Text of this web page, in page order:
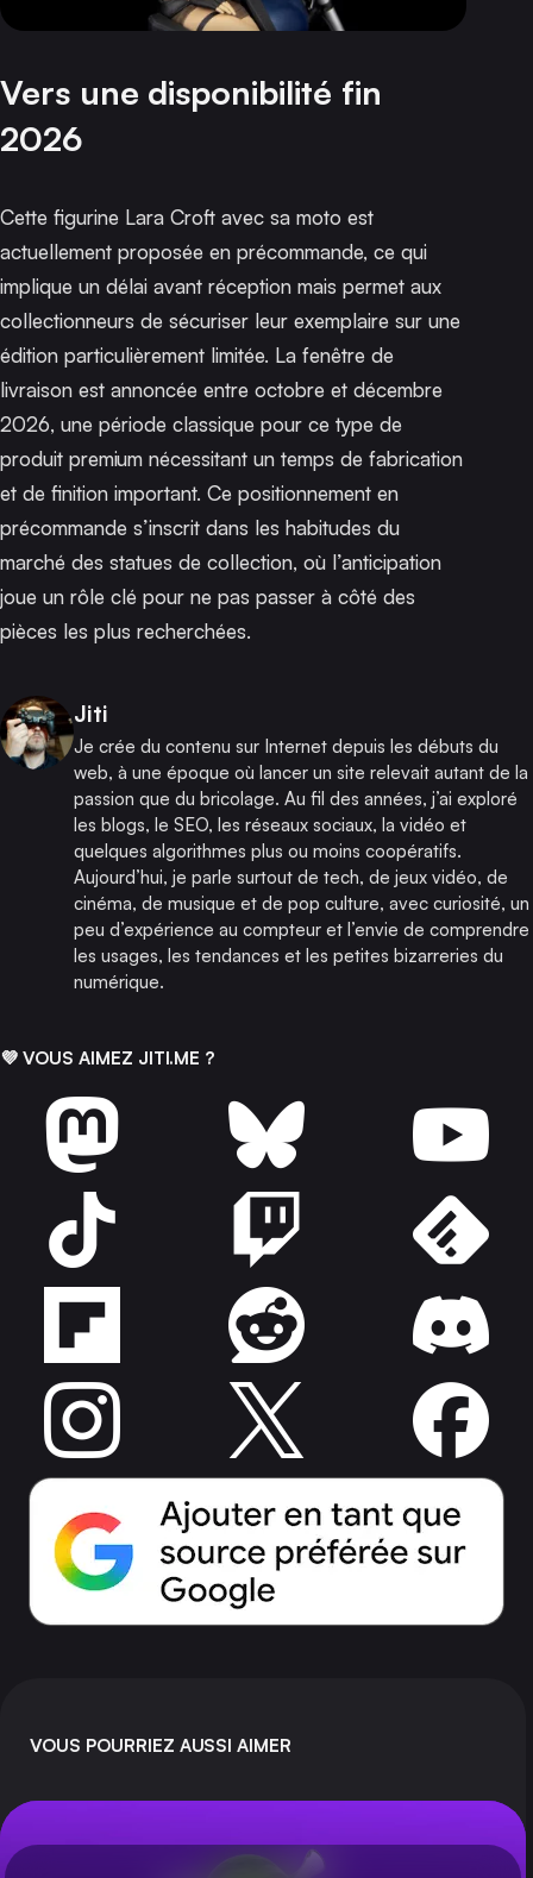
Vers une disponibilité fin
2026
Cette figurine Lara Croft avec sa moto est
actuellement proposée en précommande, ce qui
implique un délai avant réception mais permet aux
collectionneurs de sécuriser leur exemplaire sur une
édition particulièrement limitée. La fenêtre de
livraison est annoncée entre octobre et décembre
2026, une période classique pour ce type de
produit premium nécessitant un temps de fabrication
et de finition important. Ce positionnement en
précommande s’inscrit dans les habitudes du
marché des statues de collection, où l’anticipation
joue un rôle clé pour ne pas passer à côté des
pièces les plus recherchées.
Publié par
Jiti
Je crée du contenu sur Internet depuis les débuts du
web, à une époque où lancer un site relevait autant de la
passion que du bricolage. Au fil des années, j’ai exploré
les blogs, le SEO, les réseaux sociaux, la vidéo et
quelques algorithmes plus ou moins coopératifs.
Aujourd’hui, je parle surtout de tech, de jeux vidéo, de
cinéma, de musique et de pop culture, avec curiosité, un
peu d’expérience au compteur et l’envie de comprendre
les usages, les tendances et les petites bizarreries du
numérique.
💜 VOUS AIMEZ JITI.ME ?
VOUS POURRIEZ AUSSI AIMER